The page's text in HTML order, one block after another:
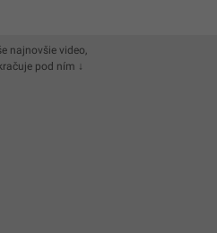
najnovšie video,
pod ním ↓